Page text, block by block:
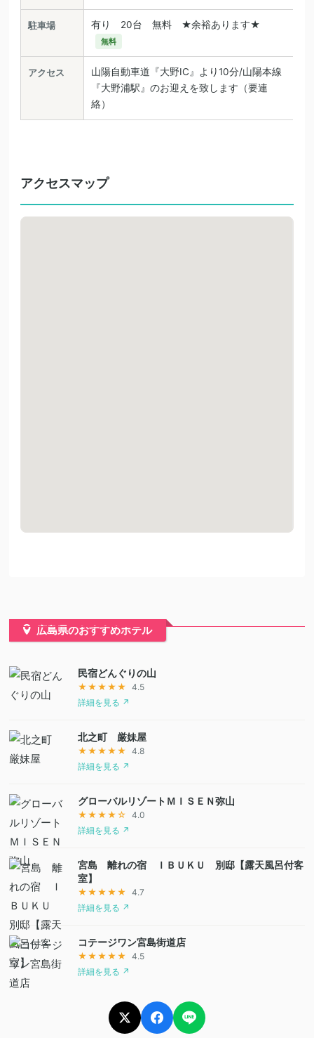
駐車場 有り 20台 無料 ★余裕あります★
無料
アクセス
山陽自動車道『大野IC』より10分/山陽本線
『大野浦駅』のお迎えを致します（要連
絡）
アクセスマップ
広島県のおすすめホテル
民宿どんぐりの山
★★★★★
4.5
詳細を見る ↗
北之町 厳妹屋
★★★★★
4.8
詳細を見る ↗
グローバルリゾートＭＩＳＥＮ弥山
★★★★☆
4.0
詳細を見る ↗
宮島 離れの宿 ＩＢＵＫＵ 別邸【露天風呂付客
室】
★★★★★
4.7
詳細を見る ↗
コテージワン宮島街道店
★★★★★
4.5
詳細を見る ↗